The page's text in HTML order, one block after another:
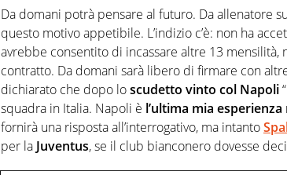
Da domani potrà pensare al futuro. Da allenatore
questo motivo appetibile. L’indizio c’è: non ha
avrebbe consentito di incassare altre 13
contratto. Da domani sarà libero di firmare con
dichiarato che dopo loscudetto vinto col Napoli
squadra in Italia. Napoli è l’ultima mia
fornirà una risposta all’interrogativo, ma intanto
per la Juventus, se il club bianconero dovesse